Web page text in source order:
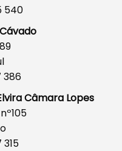
540
386
Câmara Lopes